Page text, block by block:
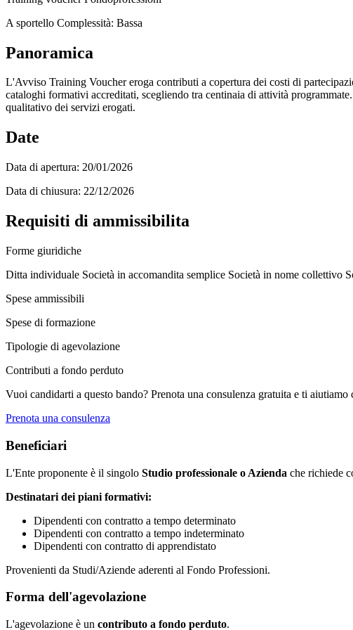
A sportello Complessità: Bassa
Panoramica
L'Avviso Training Voucher eroga contributi a copertura dei costi di
cataloghi formativi accreditati, scegliendo tra centinaia di attività
qualitativo dei servizi erogati.
Date
Data di apertura: 20/01/2026
Data di chiusura: 22/12/2026
Requisiti di ammissibilita
Forme giuridiche
Ditta individuale Società in accomandita semplice Società in nome collettivo
Spese ammissibili
Spese di formazione
Tipologie di agevolazione
Contributi a fondo perduto
Vuoi candidarti a questo bando? Prenota una consulenza gratuita e ti aiutiamo
Prenota una consulenza
Beneficiari
L'Ente proponente è il singolo Studio professionale o Azienda che richiede
Destinatari dei piani formativi:
Dipendenti con contratto a tempo determinato
Dipendenti con contratto a tempo indeterminato
Dipendenti con contratto di apprendistato
Provenienti da Studi/Aziende aderenti al Fondo Professioni.
Forma dell'agevolazione
L'agevolazione è un contributo a fondo perduto.